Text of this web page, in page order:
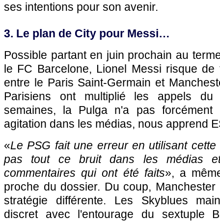
ses intentions pour son avenir.
3. Le plan de City pour Messi…
Possible partant en juin prochain au
le FC Barcelone, Lionel Messi risque de
entre le Paris Saint-Germain et
Parisiens ont multiplié les appels du
semaines, la Pulga n'a pas forcément
agitation dans les médias, nous apprend
«Le PSG fait une erreur en utilisant
pas tout ce bruit dans les médias
commentaires qui ont été faits», a
proche du dossier. Du coup,
stratégie différente. Les Skyblues
discret avec l'entourage du sextuple